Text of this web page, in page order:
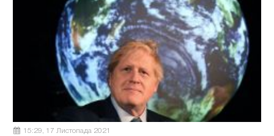
15:29, 17 Листопада 2021